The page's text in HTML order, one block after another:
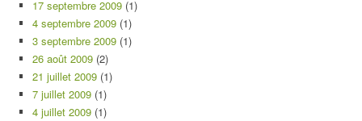
17 septembre 2009 (1)
4 septembre 2009 (1)
3 septembre 2009 (1)
26 août 2009 (2)
21 juillet 2009 (1)
7 juillet 2009 (1)
4 juillet 2009 (1)